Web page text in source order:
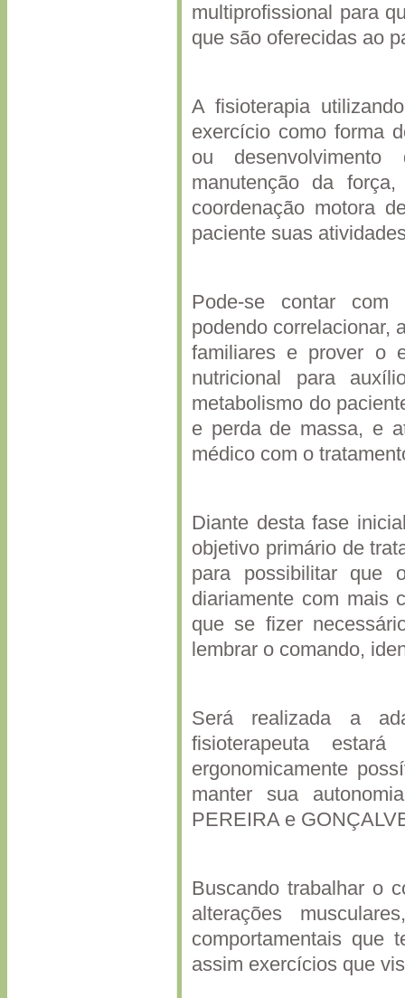
multiprofissional para
que são oferecidas ao
A fisioterapia
exercício como forma
ou
manutenção da
coordenação motora
paciente suas
Pode-se contar com
podendo correlacionar,
familiares e prover o
nutricional para
metabolismo do
e perda de massa, e
médico com o
Diante desta fase
objetivo primário de
para possibilitar que
diariamente com mais
que se fizer
lembrar o comando,
Será realizada a
fisioterapeuta
ergonomicamente
manter sua
PEREIRA e
Buscando trabalhar o
alterações
comportamentais que
assim exercícios que